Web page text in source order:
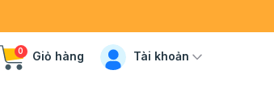
0 Giỏ hàng Tài khoản